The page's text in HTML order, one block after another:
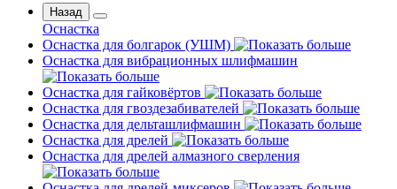
Назад
Оснастка
Оснастка для болгарок (УШМ)
Оснастка для вибрационных шлифмашин
Оснастка для гайковёртов
Оснастка для гвоздезабивателей
Оснастка для дельташлифмашин
Оснастка для дрелей
Оснастка для дрелей алмазного сверления